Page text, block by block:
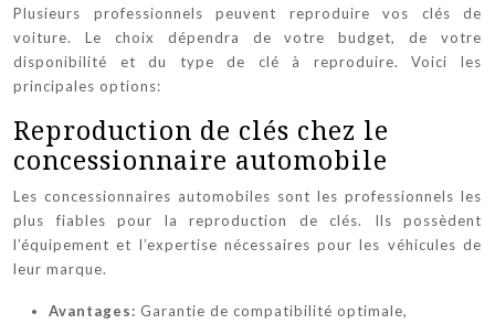
Plusieurs professionnels peuvent reproduire vos clés de
voiture. Le choix dépendra de votre budget, de votre
disponibilité et du type de clé à reproduire. Voici les
principales options:
Reproduction de clés chez le
concessionnaire automobile
Les concessionnaires automobiles sont les professionnels les
plus fiables pour la reproduction de clés. Ils possèdent
l’équipement et l’expertise nécessaires pour les véhicules de
leur marque.
Avantages: Garantie de compatibilité optimale,